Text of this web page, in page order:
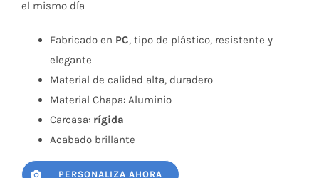
el mismo día
Fabricado en PC, tipo de plástico, resistente y
elegante
Material de calidad alta, duradero
Material Chapa: Aluminio
Carcasa: rígida
Acabado brillante
PERSONALIZA AHORA